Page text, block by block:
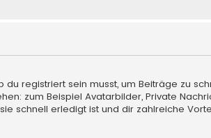
registriert sein musst, um Beiträge zu
zum Beispiel Avatarbilder, Private
schnell erledigt ist und dir zahlreiche